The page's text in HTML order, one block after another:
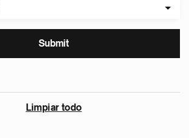
Limpiar todo